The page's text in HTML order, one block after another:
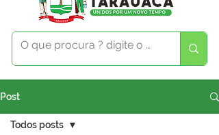
Post
Todos posts